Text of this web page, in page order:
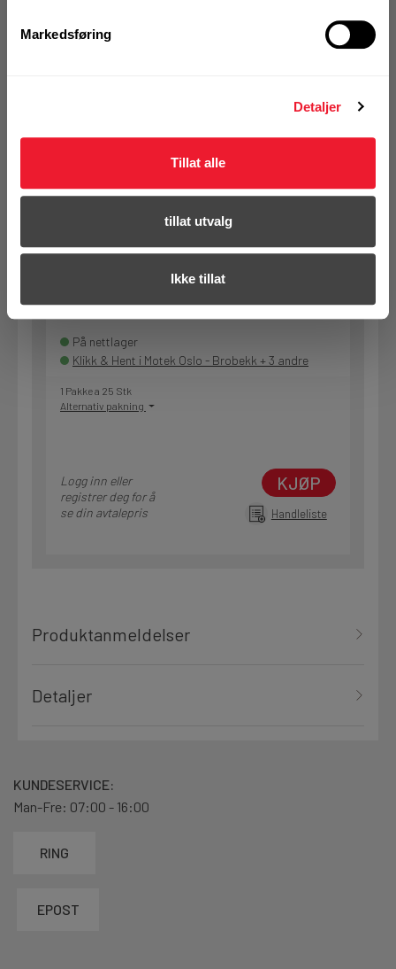
Markedsføring
Detaljer
Tillat alle
tillat utvalg
Ikke tillat
Klikk & Hent i Motek Oslo - Brobekk + 5 andre
se din avtalepris
Handleliste
Slipepapir Festool D225/48 P36
SA/25
På nettlager
Klikk & Hent i Motek Oslo - Brobekk + 3 andre
1 Pakke a 25 Stk
Alternativ pakning
Logg inn eller
registrer deg for å
se din avtalepris
KJØP
Handleliste
Produktanmeldelser
Detaljer
KUNDESERVICE:
Man-Fre: 07:00 - 16:00
RING
EPOST